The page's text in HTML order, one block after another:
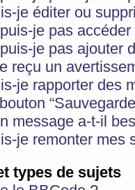
je éditer ou
je pas
je pas ajouter
reçu un
je rapporter des
message a-t-il
je remonter mes
types de sujets